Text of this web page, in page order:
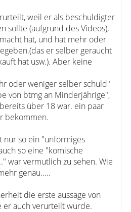
weil er als beschuldigter
sollte (aufgrund des Videos),
hat, und hat mehr oder
er selber geraucht
hat usw.). Aber keine
oder weniger selber schuld"
von btmg an Minderjährige",
über 18 war. ein paar
bekommen.
nur so ein "unförmiges
so eine "komische
war vermutlich zu sehen. Wie
genau.....
die erste aussage von
auch verurteilt wurde.